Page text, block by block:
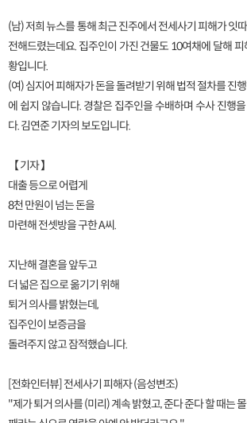
(남) 저희 뉴스를 통해 최근 진주에서 전세사기 피해가 잇
전해드렸는데요. 집주인이 가진 건물도 10여채에 달해
황입니다.
(여) 심지어 피해자가 돈을 돌려받기 위해 법적 절차를 진
에 쉽지 않습니다. 경찰은 집주인을 수배하며 수사 진행
다. 김연준 기자의 보도입니다.
【 기자 】
대출 등으로 어렵게
8천 만원이 넘는 돈을
마련해 전셋방을 구한 A씨.
지난해 결혼을 앞두고
더 넓은 집으로 옮기기 위해
퇴거 의사를 밝혔는데,
집주인이 보증금을
돌려주지 않고 잠적했습니다.
[전화인터뷰] 전세사기 피해자 (음성변조)
"제가 퇴거 의사를 (미리) 계속 밝혔고, 준다 준다 할 때는